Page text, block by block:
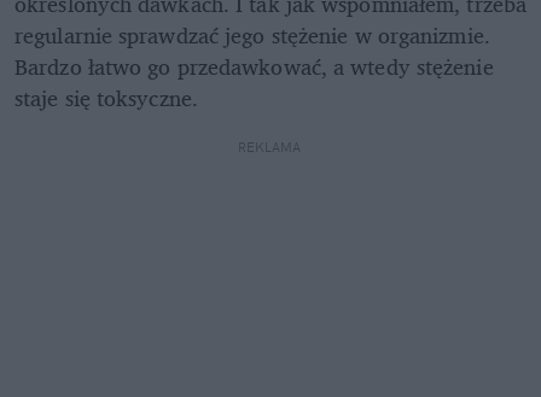
regularnie sprawdzać jego stężenie w organizmie.
Bardzo łatwo go przedawkować, a wtedy stężenie
staje się toksyczne.
REKLAMA